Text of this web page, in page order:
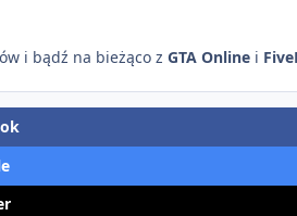
i bądź na bieżąco z GTA Online i